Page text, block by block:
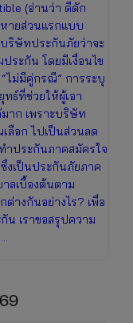
(อ่านว่า ดีดัก
ายส่วนแรกแบบ
ริษัทประกันภัยว่าจะ
ระกัน โดยมีเงื่อนไข
ไม่มีคู่กรณี” การระบุ
ธ์ที่ช่วยให้ผู้เอา
าก เพราะบริษัท
ลือก ไปเป็นส่วนลด
ำประกันภาคสมัครใจ
งเป็นประกันภัยภาค
ลเบื้องต้นตาม
างกันอย่างไร? เพื่อ
น เราขอสรุปความ